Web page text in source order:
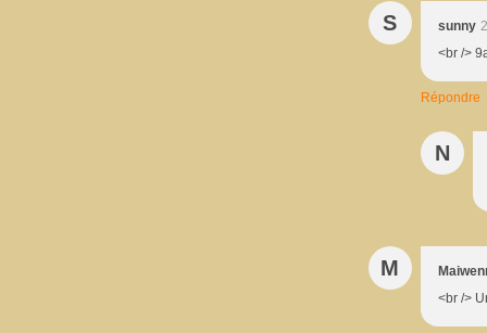
S sunny
<br />
Répondre
N
M
<br />